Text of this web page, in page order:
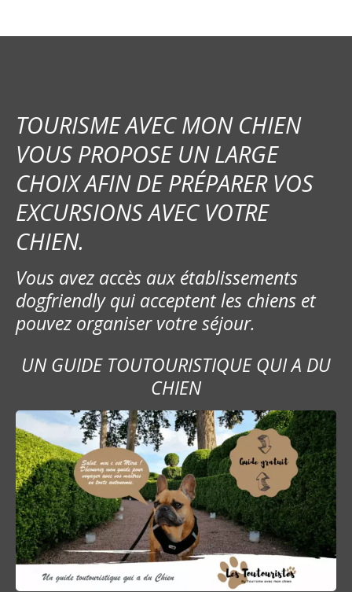
TOURISME AVEC MON CHIEN
VOUS PROPOSE UN LARGE
CHOIX AFIN DE PRÉPARER VOS
EXCURSIONS AVEC VOTRE
CHIEN.
Vous avez accès aux établissements
dogfriendly qui acceptent les chiens et
pouvez organiser votre séjour.
UN GUIDE TOUTOURISTIQUE QUI A DU
CHIEN